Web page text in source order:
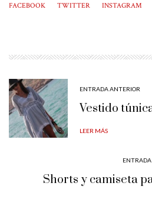
FACEBOOK TWITTER INSTAGRAM
ENTRADA ANTERIOR
Vestido
LEER MÁS
Shorts y camiseta